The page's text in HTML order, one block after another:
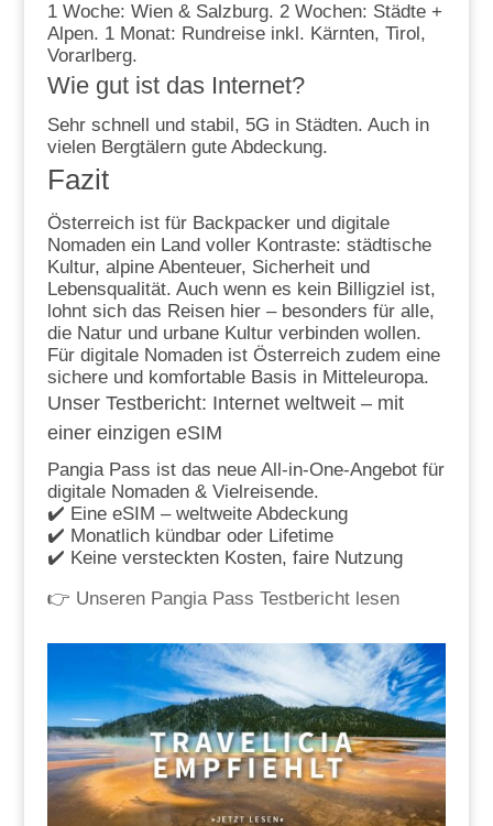
1 Woche: Wien & Salzburg. 2 Wochen: Städte +
Alpen. 1 Monat: Rundreise inkl. Kärnten, Tirol,
Vorarlberg.
Wie gut ist das Internet?
Sehr schnell und stabil, 5G in Städten. Auch in
vielen Bergtälern gute Abdeckung.
Fazit
Österreich ist für Backpacker und digitale
Nomaden ein Land voller Kontraste: städtische
Kultur, alpine Abenteuer, Sicherheit und
Lebensqualität. Auch wenn es kein Billigziel ist,
lohnt sich das Reisen hier – besonders für alle,
die Natur und urbane Kultur verbinden wollen.
Für digitale Nomaden ist Österreich zudem eine
sichere und komfortable Basis in Mitteleuropa.
Unser Testbericht: Internet weltweit – mit
einer einzigen eSIM
Pangia Pass ist das neue All-in-One-Angebot für
digitale Nomaden & Vielreisende.
✔️ Eine eSIM – weltweite Abdeckung
✔️ Monatlich kündbar oder Lifetime
✔️ Keine versteckten Kosten, faire Nutzung
👉 Unseren Pangia Pass Testbericht lesen